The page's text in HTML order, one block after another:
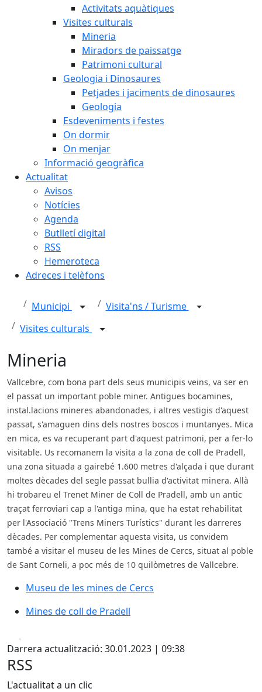
Activitats aquàtiques
Visites culturals
Mineria
Miradors de paissatge
Patrimoni cultural
Geologia i Dinosaures
Petjades i jaciments de dinosaures
Geologia
Esdeveniments i festes
On dormir
On menjar
Informació geogràfica
Actualitat
Avisos
Notícies
Agenda
Butlletí digital
RSS
Hemeroteca
Adreces i telèfons
Municipi
Visita'ns / Turisme
Visites culturals
Mineria
Vallcebre, com bona part dels seus municipis veins, va ser en
el passat un important poble miner. Antigues bocamines,
instal.lacions mineres abandonades, i altres vestigis d'aquest
passat, s'amaguen dins dels nostres boscos i muntanyes. Mica
en mica, es va recuperant part d'aquest patrimoni, per a fer-lo
visitable. Us recomanem la visita a la zona de coll de Pradell,
una zona situada a gairebé 1.600 metres d'alçada i que durant
moltes dècades del segle passat bullia d'activitat minera. Allà
hi trobareu el Trenet Miner de Coll de Pradell, amb un antic
traçat ferroviari cap a l'antiga mina, que ha estat rehabilitat
per l'Associació "Trens Miners Turístics" durant les darreres
dècades. Per complementar aquesta visita, us convidem
també a visitar el museu de les Mines de Cercs, situat al poble
de Sant Corneli, a poc més de 10 quilòmetres de Vallcebre.
Museu de les mines de Cercs
Museu de les mines de Cercs
Mines de coll de Pradell
Mines de coll de Pradell
Darrera actualització: 30.01.2023 | 09:38
RSS
L'actualitat a un clic